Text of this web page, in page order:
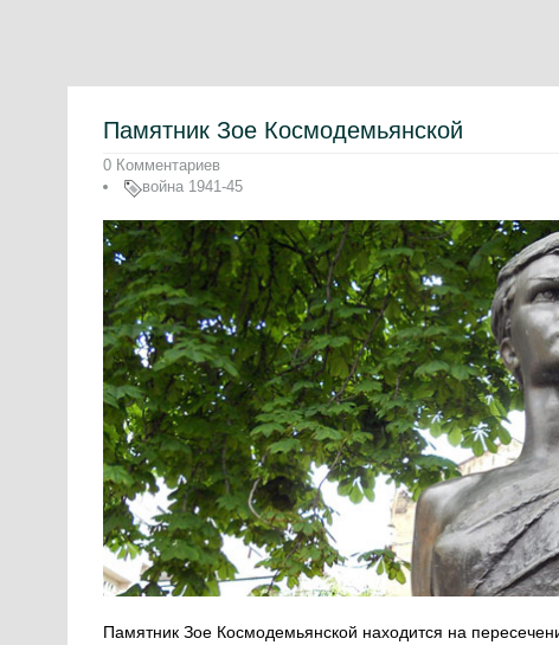
Памятник Зое Космодемьянской
0 Комментариев
война 1941-45
Памятник Зое Космодемьянской находится на